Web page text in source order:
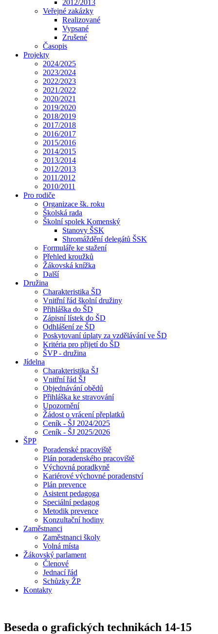
2012/2013
Veřejné zakázky
Realizované
Vypsané
Zrušené
Časopis
Projekty
2024/2025
2023/2024
2022/2023
2021/2022
2020/2021
2019/2020
2018/2019
2017/2018
2016/2017
2015/2016
2014/2015
2013/2014
2012/2013
2011/2012
2010/2011
Pro rodiče
Organizace šk. roku
Školská rada
Školní spolek Komenský
Stanovy ŠSK
Shromáždění delegátů ŠSK
Formuláře ke stažení
Přehled kroužků
Žákovská knížka
Další
Družina
Charakteristika ŠD
Vnitřní řád školní družiny
Přihláška do ŠD
Zápisní lístek do ŠD
Odhlášení ze ŠD
Poskytovaní úplaty za vzdělávání ve ŠD
Kritéria pro přijetí do ŠD
ŠVP - družina
Jídelna
Charakteristika ŠJ
Vnitřní řád ŠJ
Objednávání obědů
Přihláška ke stravování
Upozornění
Žádost o vrácení přeplatků
Ceník - ŠJ 2024/2025
Ceník - ŠJ 2025/2026
ŠPP
Poradenské pracoviště
Plán poradenského pracoviště
Výchovná poradkyně
Kariérové výchovné poradenství
Plán prevence
Asistent pedagoga
Speciální pedagog
Metodik prevence
Konzultační hodiny
Zaměstnanci
Zaměstnanci školy
Volná místa
Žákovský parlament
Členové
Jednací řád
Schůzky ŽP
Kontakty
Beseda o grafických technikách 14-15